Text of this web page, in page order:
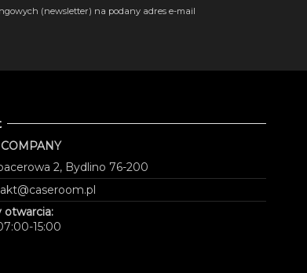
(newsletter) na podany adres e-mail
2, Bydlino 76-200
otwarcia:
15:00